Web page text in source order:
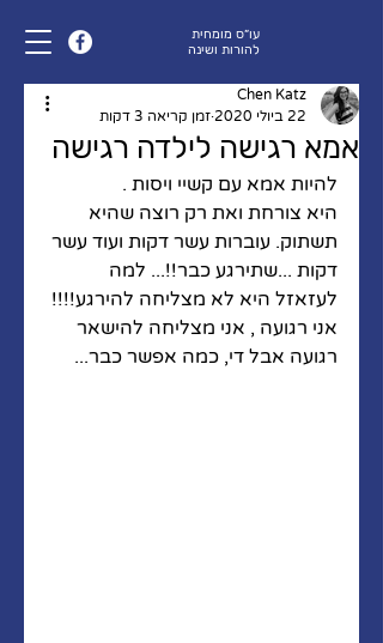
עו״ס מומחית
להורות ושינה
אמא רגישה לילדה רגישה
Chen Katz
22 ביולי 2020
זמן קריאה 3 דקות
להיות אמא עם קשיי ויסות .
היא צורחת ואת רק רוצה שהיא
תשתוק. עוברות עשר דקות ועוד עשר
דקות ...שתירגע כבר!!... למה
לעזאזל היא לא מצליחה להירגע!!!!
אני רגועה , אני מצליחה להישאר
רגועה אבל די, כמה אפשר כבר...